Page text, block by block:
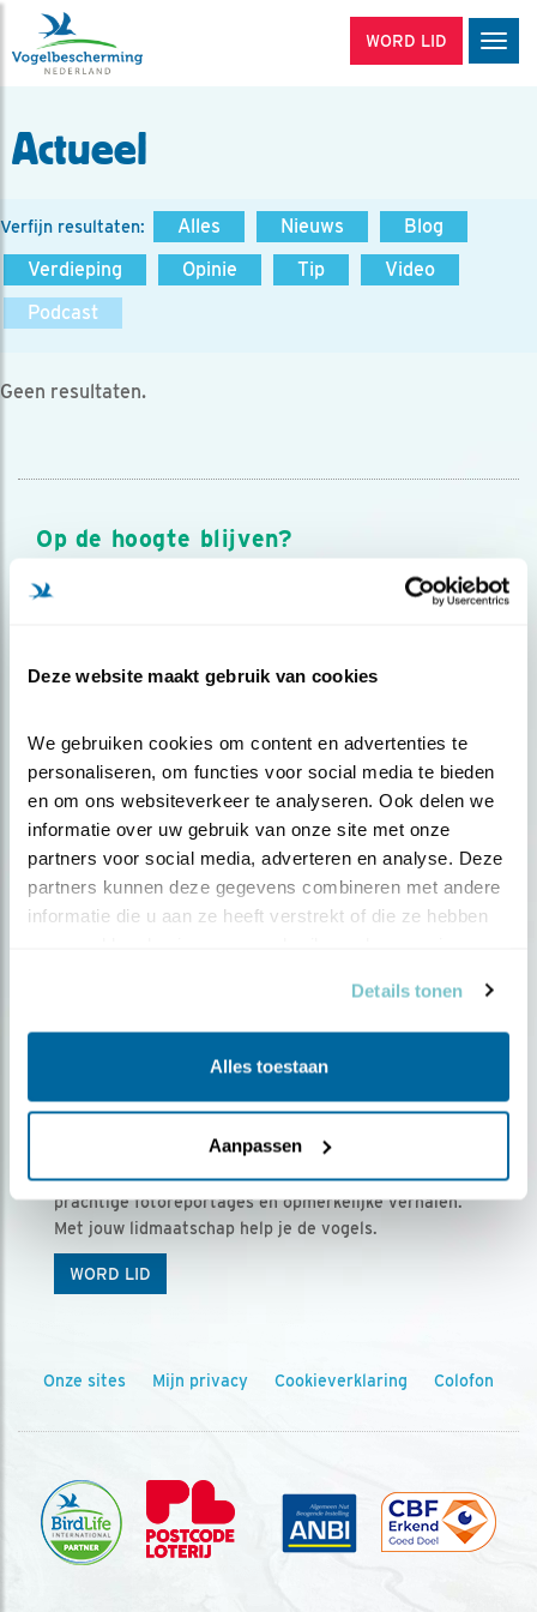
Deze website maakt gebruik van cookies
We gebruiken cookies om content en advertenties te
personaliseren, om functies voor social media te bieden
en om ons websiteverkeer te analyseren. Ook delen we
informatie over uw gebruik van onze site met onze
partners voor social media, adverteren en analyse. Deze
partners kunnen deze gegevens combineren met andere
informatie die u aan ze heeft verstrekt of die ze hebben
Details tonen
Alles toestaan
Aanpassen
WORD LID
Actueel
Verfijn resultaten: Alles Nieuws
Blog
Verdieping
Opinie Tip
Video
Podcast
Geen resultaten.
Op de hoogte blijven?
Meld je aan en ontvang nieuws, inspiratie, acties en tips
over vogels en activiteiten van Vogelbescherming.
Ontvang 5 x Vogels voor € 36,00 per jaar
Vogels is het tijdschrift voor onze leden, met
prachtige fotoreportages en opmerkelijke verhalen.
Met jouw lidmaatschap help je de vogels.
WORD LID
Onze sites Mijn privacy Cookieverklaring Colofon